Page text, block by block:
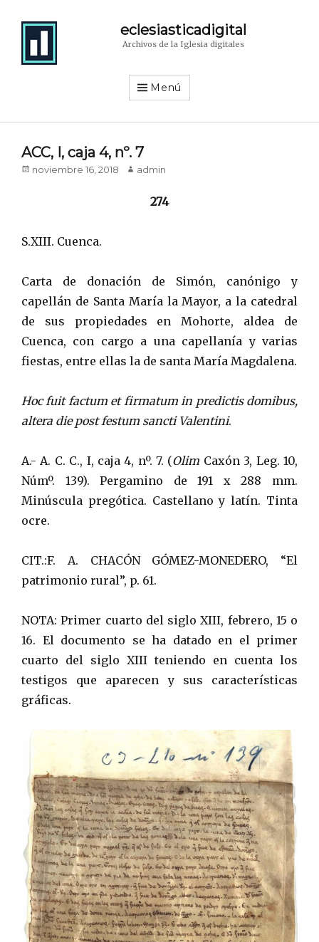
eclesiasticadigital
Archivos de la Iglesia digitales
Menú
ACC, I, caja 4, nº. 7
Publicado
noviembre 16, 2018 Autor
admin
274
S.XIII. Cuenca.
Carta de donación de Simón, canónigo y
capellán de Santa María la Mayor, a la catedral
de sus propiedades en Mohorte, aldea de
Cuenca, con cargo a una capellanía y varias
fiestas, entre ellas la de santa María Magdalena.
Hoc fuit factum et firmatum in predictis domibus,
altera die post festum sancti Valentini.
A.- A. C. C., I, caja 4, nº. 7. (Olim Caxón 3, Leg. 10,
Númº. 139). Pergamino de 191 x 288 mm.
Minúscula pregótica. Castellano y latín. Tinta
ocre.
CIT.:F. A. CHACÓN GÓMEZ-MONEDERO, “El
patrimonio rural”, p. 61.
NOTA: Primer cuarto del siglo XIII, febrero, 15 o
16. El documento se ha datado en el primer
cuarto del siglo XIII teniendo en cuenta los
testigos que aparecen y sus características
gráficas.